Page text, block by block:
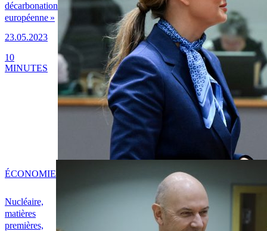
décarbonation
européenne »
23.05.2023
10
MINUTES
Nucléaire,
matières
premières,
ÉCONOMIE